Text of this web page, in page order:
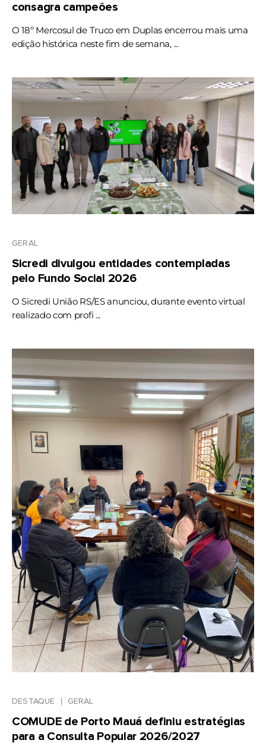
consagra campeões
O 18º Mercosul de Truco em Duplas encerrou mais uma
edição histórica neste fim de semana, ...
GERAL
Sicredi divulgou entidades contempladas
pelo Fundo Social 2026
O Sicredi União RS/ES anunciou, durante evento virtual
realizado com profi ...
DESTAQUE GERAL
COMUDE de Porto Mauá definiu estratégias
para a Consulta Popular 2026/2027